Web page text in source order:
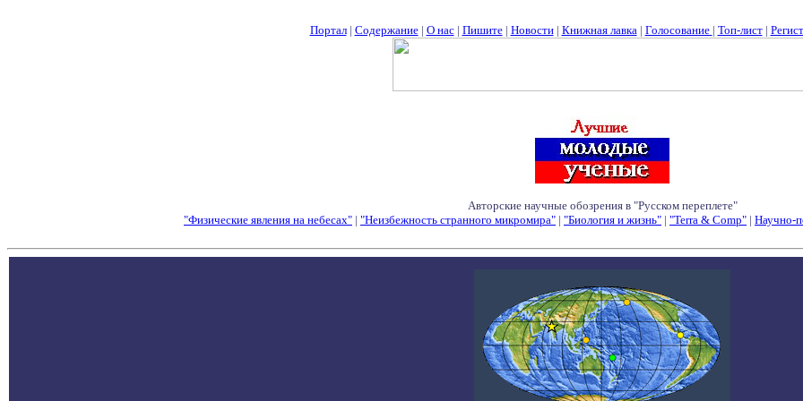
Портал| Содержание| О нас| Пишите| Новости| Книжная лавка| Голосование | Топ-лист|
Авторские научные обозрения в "Русском переплете"
"Физические явления на небесах" | "Неизбежность странного микромира" | "Биология и жизнь" | "Terra & Comp" | Научно-